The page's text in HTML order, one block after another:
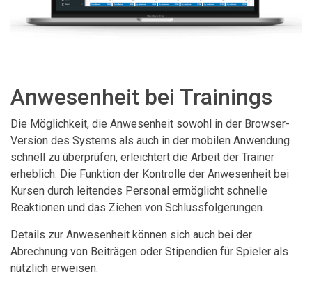
Anwesenheit bei Trainings
Die Möglichkeit, die Anwesenheit sowohl in der Browser-
Version des Systems als auch in der mobilen Anwendung
schnell zu überprüfen, erleichtert die Arbeit der Trainer
erheblich. Die Funktion der Kontrolle der Anwesenheit bei
Kursen durch leitendes Personal ermöglicht schnelle
Reaktionen und das Ziehen von Schlussfolgerungen.
Details zur Anwesenheit können sich auch bei der
Abrechnung von Beiträgen oder Stipendien für Spieler als
nützlich erweisen.